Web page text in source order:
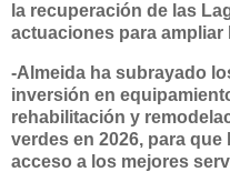
la recuperación de las
actuaciones para ampliar
-Almeida ha subrayado
inversión en
rehabilitación y
verdes en 2026, para
acceso a los mejores